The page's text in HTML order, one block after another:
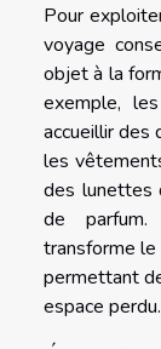
Pour
voyage
objet à la
exemple,
accueillir des
les
des lunettes
de parfum.
transforme
permettant
espace perdu.